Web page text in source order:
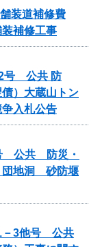
装道補修費
装補修工事
2号 公共 防
）大蔵山トン
入札公告
公共 防災・
団地洞 砂防堰
－3他号 公共